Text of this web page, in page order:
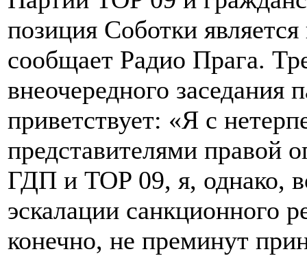
позиция Соботки
сообщает Радио Прага.
внеочередного заседания
приветствует: «Я с
представителями правой
ГДП и TOP 09, я, однако,
эскалации санкционного
конечно, не преминут